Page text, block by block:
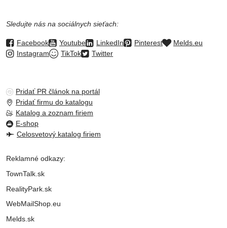
Sledujte nás na sociálnych sieťach:
Facebook Youtube LinkedIn Pinterest
Melds.eu
Instagram
TikTok Twitter
Pridať PR článok na portál
Pridať firmu do katalogu
Katalog a zoznam firiem
E-shop
Celosvetový katalog firiem
Reklamné odkazy:
TownTalk.sk
RealityPark.sk
WebMailShop.eu
Melds.sk